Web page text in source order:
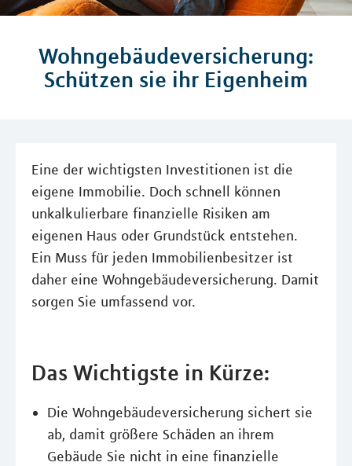
Wohngebäudeversicherung:
Schützen sie ihr Eigenheim
Eine der wichtigsten Investitionen ist die
eigene Immobilie. Doch schnell können
unkalkulierbare finanzielle Risiken am
eigenen Haus oder Grundstück entstehen.
Ein Muss für jeden Immobilienbesitzer ist
daher eine Wohngebäudeversicherung. Damit
sorgen Sie umfassend vor.
Das Wichtigste in Kürze:
Die Wohngebäudeversicherung sichert sie
ab, damit größere Schäden an ihrem
Gebäude Sie nicht in eine finanzielle